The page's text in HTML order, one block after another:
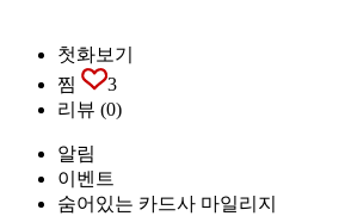
첫화보기
찜
3
리뷰 (0)
알림
이벤트
숨어있는 카드사 마일리지